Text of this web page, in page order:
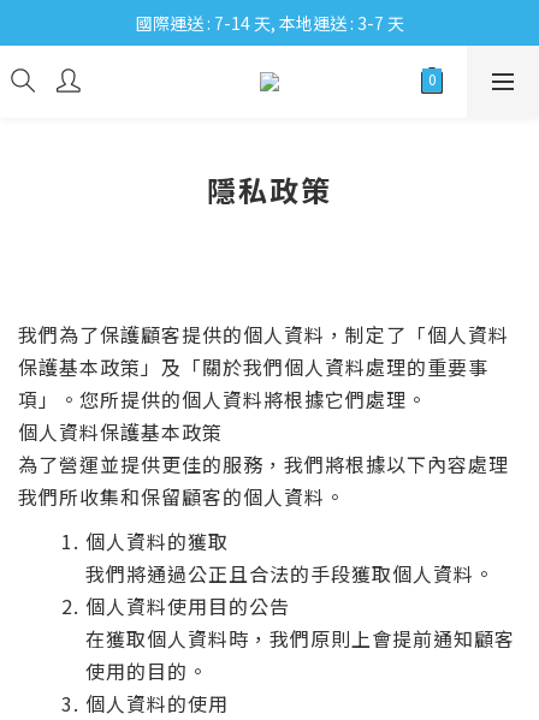
國際運送 : 7-14 天, 本地運送 : 3-7 天
隱私政策
我們為了保護顧客提供的個人資料，制定了「個人資料
保護基本政策」及「關於我們個人資料處理的重要事
項」。您所提供的個人資料將根據它們處理。
個人資料保護基本政策
為了營運並提供更佳的服務，我們將根據以下內容處理
我們所收集和保留顧客的個人資料。
個人資料的獲取
我們將通過公正且合法的手段獲取個人資料。
個人資料使用目的公告
在獲取個人資料時，我們原則上會提前通知顧客
使用的目的。
個人資料的使用